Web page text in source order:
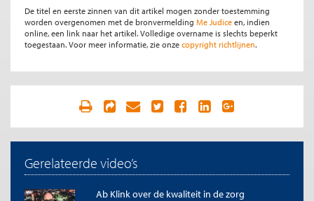
De titel en eerste zinnen van dit artikel mogen zonder toestemming
worden overgenomen met de bronvermelding Me Judice en, indien
online, een link naar het artikel. Volledige overname is slechts beperkt
toegestaan. Voor meer informatie, zie onze copyright richtlijnen.
Gerelateerde video’s
Ab Klink over de kwaliteit in de zorg